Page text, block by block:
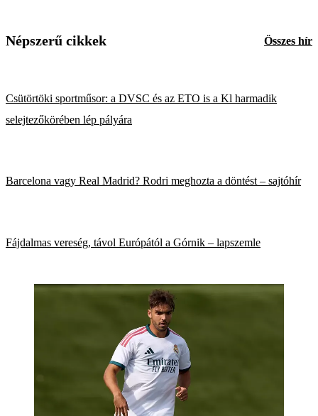
Népszerű cikkek Összes hír
Csütörtöki sportműsor: a DVSC és az ETO is a Kl harmadik
selejtezőkörében lép pályára
Barcelona vagy Real Madrid? Rodri meghozta a döntést – sajtóhír
Fájdalmas vereség, távol Európától a Górnik – lapszemle